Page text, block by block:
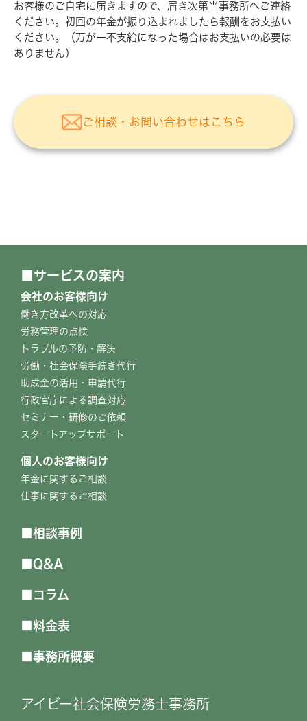
お客様のご自宅に 届きますので、届き次第当事務所へご連絡
ください。初回の年金が振り込ま れましたら報酬をお支払い
ください。（万が一不支給になった場合はお支払 いの必要は
ありません）
ご相談・お問い合わせはこちら
サービスの案内
会社のお客様向け
働き方改革への対応
労務管理の点検
トラブルの予防・解決
労働・社会保険手続き代行
助成金の活用・申請代行
行政官庁による調査対応
セミナー・研修のご依頼
スタートアップサポート
個人のお客様向け
年金に関するご相談
仕事に関するご相談
相談事例
Q&A
コラム
料金表
事務所概要
アイビー社会保険労務士事務所